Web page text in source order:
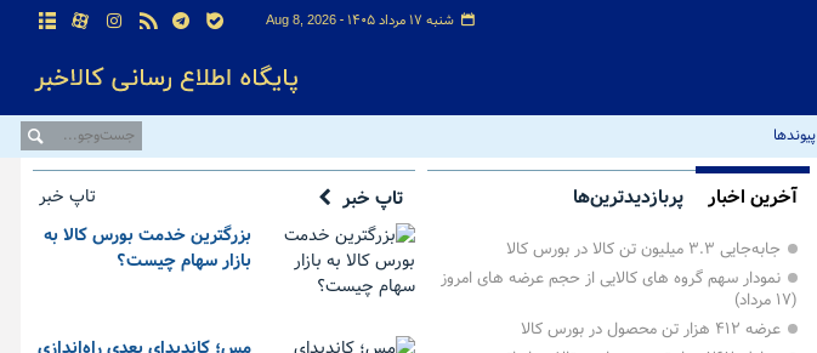
شنبه ۱۷ مرداد ۱۴۰۵ - Aug 8, 2026
پیوندها
آخرین اخبار پربازدیدترین‌ها
جابه‌جایی ۳.۳ میلیون تن کالا در بورس کالا
نمودار سهم گروه های کالایی از حجم عرضه های امروز
(۱۷ مرداد)
عرضه ۴۱۲ هزار تن محصول در بورس کالا
تاپ خبر
تاپ خبر
بزرگترین خدمت بورس کالا به
بازار سهام چیست؟